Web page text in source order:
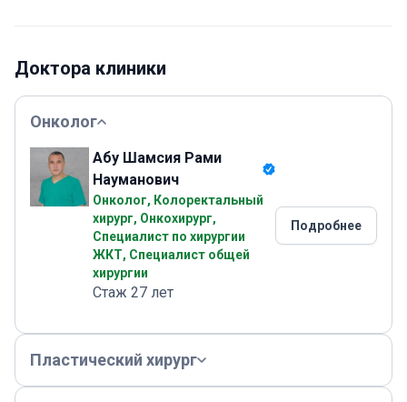
Доктора клиники
Онколог
Абу Шамсия Рами
Науманович
Онколог, Колоректальный
хирург, Онкохирург,
Специалист по хирургии
ЖКТ, Специалист общей
хирургии
Стаж 27 лет
Подробнее
Пластический хирург